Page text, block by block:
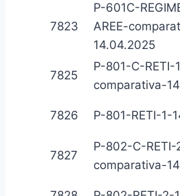
7823
P-601C-
AREE-
14.04.2025
7825
P-801-C-RETI-
comparativa-
7826 P-801-RETI-1-
7827
P-802-C-RETI-
comparativa-